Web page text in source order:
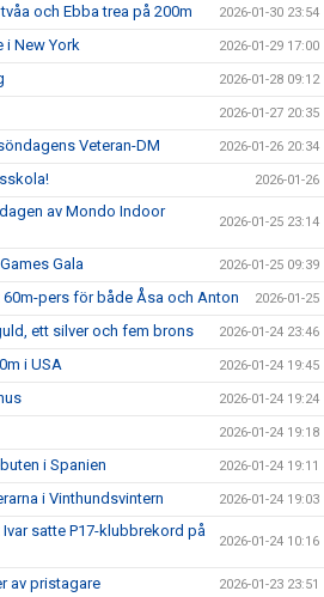
och Ebba trea på 200m 2026-01-30 23:54
i New York 2026-01-29 17:00
2026-01-28 09:12
2026-01-27 20:35
Veteran-DM 2026-01-26 20:34
2026-01-26
av Mondo Indoor
2026-01-25 23:14
Gala 2026-01-25 09:39
pers för både Åsa och Anton 2026-01-25
ett silver och fem brons 2026-01-24 23:46
i USA 2026-01-24 19:45
2026-01-24 19:24
2026-01-24 19:18
i Spanien 2026-01-24 19:11
i Vinthundsvintern 2026-01-24 19:03
satte P17-klubbrekord på
2026-01-24 10:16
av pristagare 2026-01-23 23:51